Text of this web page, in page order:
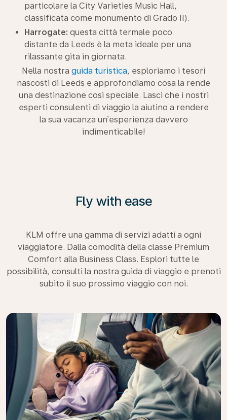
particolare la City Varieties Music Hall,
classificata come monumento di Grado II).
Harrogate: questa città termale poco
distante da Leeds è la meta ideale per una
rilassante gita in giornata.
Nella nostra guida turistica, esploriamo i tesori
nascosti di Leeds e approfondiamo cosa la rende
una destinazione così speciale. Lasci che i nostri
esperti consulenti di viaggio la aiutino a rendere
la sua vacanza un’esperienza davvero
indimenticabile!
Fly with ease
KLM offre una gamma di servizi adatti a ogni
viaggiatore. Dalla comodità della classe Premium
Comfort alla Business Class. Esplori tutte le
possibilità, consulti la nostra guida di viaggio e prenoti
subito il suo prossimo viaggio con noi.